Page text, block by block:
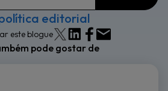
editorial
este blogue
pode gostar de